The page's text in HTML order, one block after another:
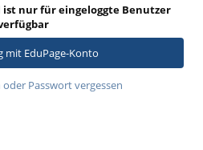
ist nur für eingeloggte Benutzer
mit EduPage-Konto
Passwort vergessen